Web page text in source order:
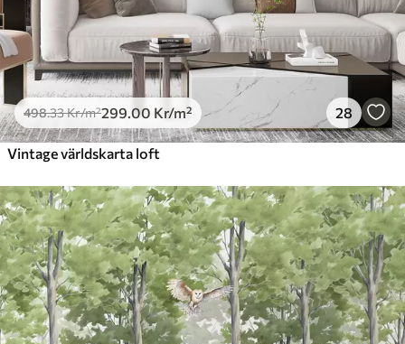
498.33Kr/m²299 .00 Kr/m² 28
Vintage världskarta loft